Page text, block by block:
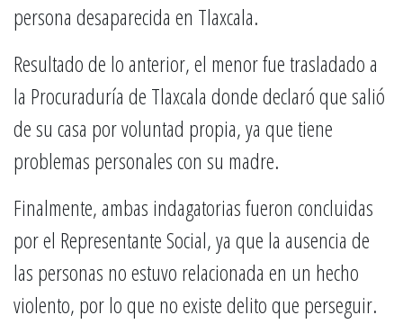
persona desaparecida en Tlaxcala.
Resultado de lo anterior, el menor fue trasladado a
la Procuraduría de Tlaxcala donde declaró que salió
de su casa por voluntad propia, ya que tiene
problemas personales con su madre.
Finalmente, ambas indagatorias fueron concluidas
por el Representante Social, ya que la ausencia de
las personas no estuvo relacionada en un hecho
violento, por lo que no existe delito que perseguir.